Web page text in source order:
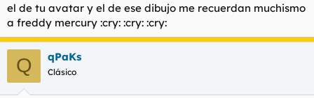
el de tu avatar y el de ese dibujo me recuerdan muchismo
a freddy mercury :cry: :cry: :cry:
Q qPaKs
Clásico